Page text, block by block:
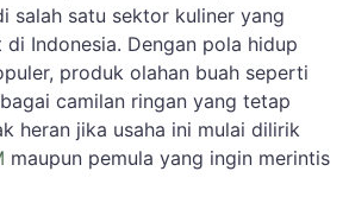
salah satu sektor kuliner yang
di Indonesia. Dengan pola hidup
produk olahan buah seperti
camilan ringan yang tetap
heran jika usaha ini mulai dilirik
maupun pemula yang ingin merintis